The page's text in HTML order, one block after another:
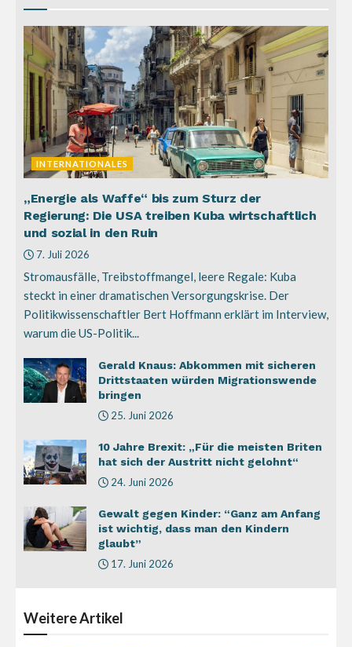
INTERNATIONALES
„Energie als Waffe“ bis zum Sturz der
Regierung: Die USA treiben Kuba wirtschaftlich
und sozial in den Ruin
7. Juli 2026
Stromausfälle, Treibstoffmangel, leere Regale: Kuba
steckt in einer dramatischen Versorgungskrise. Der
Politikwissenschaftler Bert Hoffmann erklärt im Interview,
warum die US-Politik...
Gerald Knaus: Abkommen mit sicheren
Drittstaaten würden Migrationswende
bringen
25. Juni 2026
10 Jahre Brexit: „Für die meisten Briten
hat sich der Austritt nicht gelohnt“
24. Juni 2026
Gewalt gegen Kinder: “Ganz am Anfang
ist wichtig, dass man den Kindern
glaubt”
17. Juni 2026
WeitereArtikel